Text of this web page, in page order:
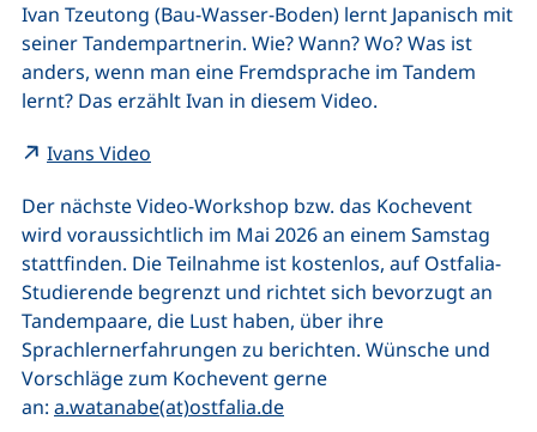
Ivan Tzeutong (Bau-Wasser-Boden) lernt Japanisch mit
seiner Tandempartnerin. Wie? Wann? Wo? Was ist
anders, wenn man eine Fremdsprache im Tandem
lernt? Das erzählt Ivan in diesem Video.
Ivans Video
Der nächste Video-Workshop bzw. das Kochevent
wird voraussichtlich im Mai 2026 an einem Samstag
stattfinden. Die Teilnahme ist kostenlos, auf Ostfalia-
Studierende begrenzt und richtet sich bevorzugt an
Tandempaare, die Lust haben, über ihre
Sprachlernerfahrungen zu berichten. Wünsche und
Vorschläge zum Kochevent gerne
an: a.watanabe(at)ostfalia.de(öffnet Ihr E-Mail-